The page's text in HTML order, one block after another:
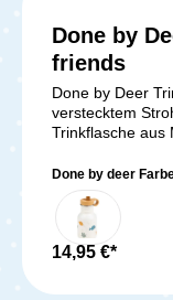
mit diesem Set
Essen und
Strohhalmbecher
Done by
friends
Done by Deer
verstecktem
Trinkflasche aus
versteckte
schützt Dein
Insekten. Dank
Flasche
von
sanften
Done by deer
14,95 €*